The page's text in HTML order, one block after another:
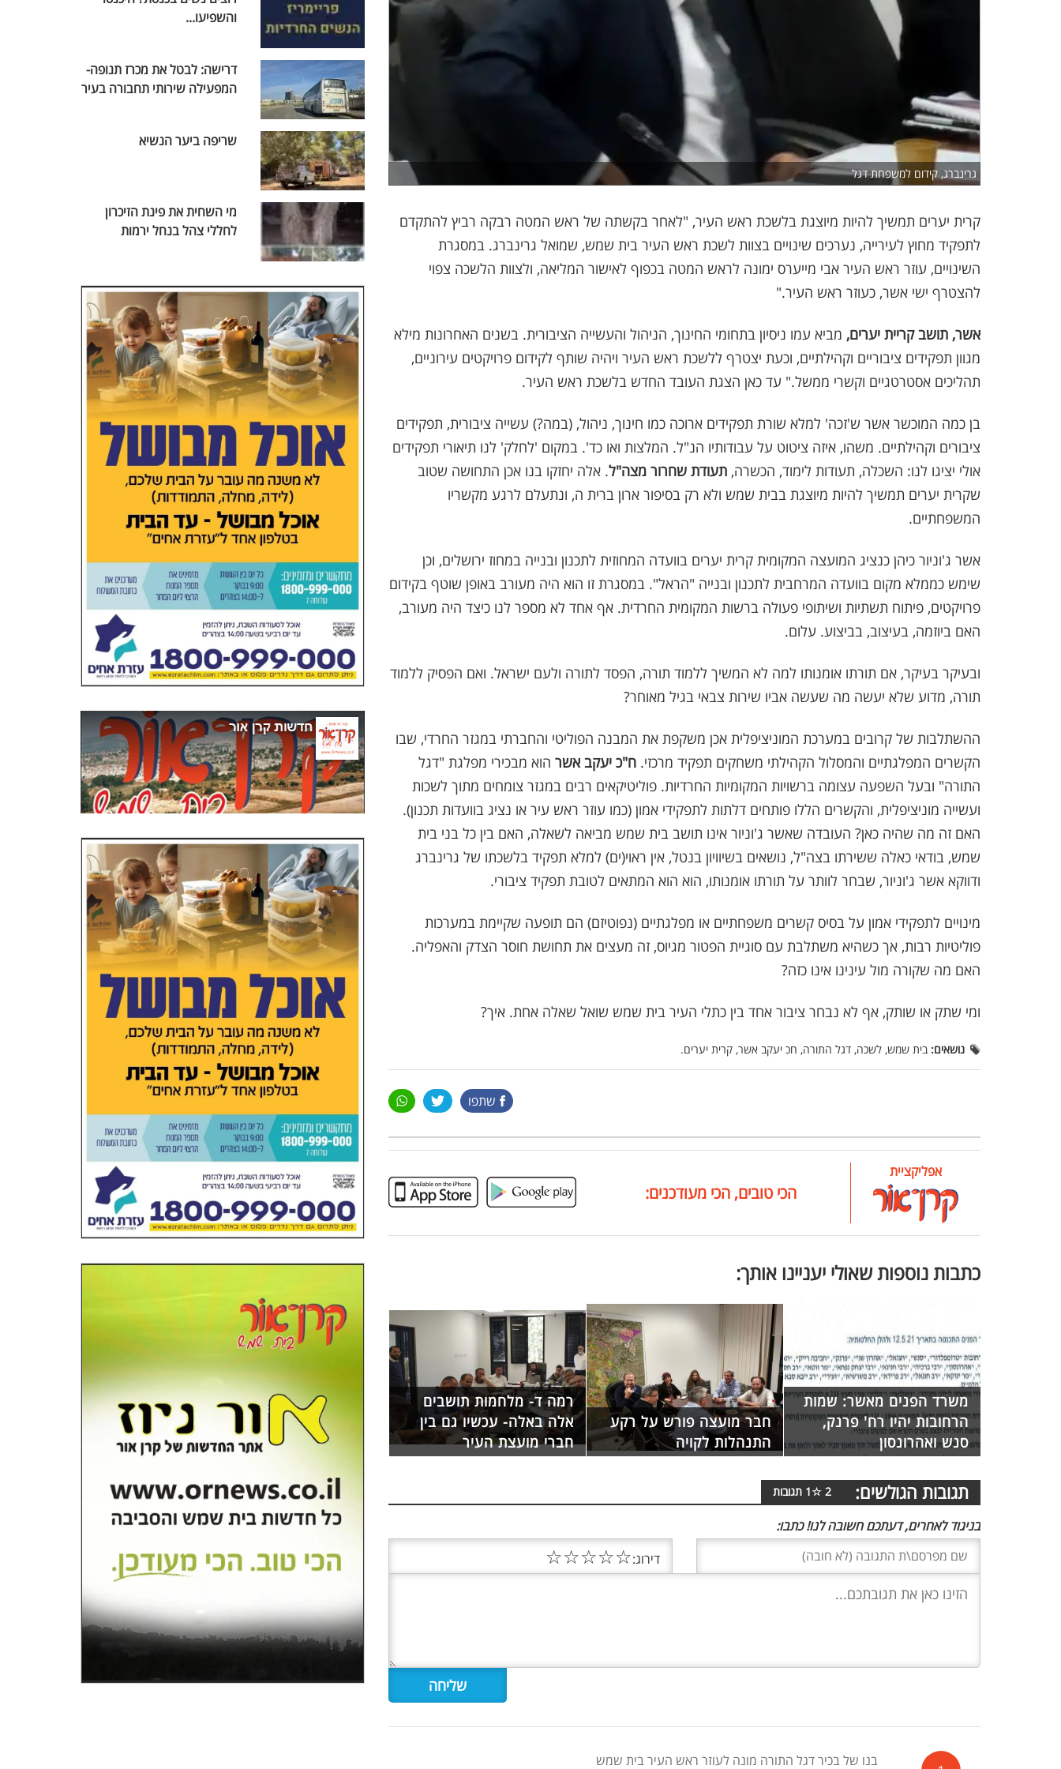
גרינברג, קידום למשפחת דגל
קרית יערים תמשיך להיות מיוצגת בלשכת ראש העיר, "לאחר בקשתה של ראש המטה רבקה רביץ להתקדם
לתפקיד מחוץ לעירייה, נערכים שינויים בצוות לשכת ראש העיר בית שמש, שמואל גרינברג. במסגרת
השינויים, עוזר ראש העיר אבי מייערס ימונה לראש המטה בכפוף לאישור המליאה, ולצוות הלשכה צפוי
להצטרף ישי אשר, כעוזר ראש העיר."
אשר, תושב קריית יערים, מביא עמו ניסיון בתחומי החינוך, הניהול והעשייה הציבורית. בשנים האחרונות מילא
מגוון תפקידים ציבוריים וקהילתיים, וכעת יצטרף ללשכת ראש העיר ויהיה שותף לקידום פרויקטים עירוניים,
תהליכים אסטרטגיים וקשרי ממשל." עד כאן הצגת העובד החדש בלשכת ראש העיר.
בן כמה המוכשר אשר ש'זכה' למלא שורת תפקידים ארוכה כמו חינוך, ניהול, (במה?) עשייה ציבורית, תפקידים
ציבורים וקהילתיים. משהו, איזה ציטוט על עבודותיו הנ"ל. המלצות ואו כד'. במקום 'לחלק' לנו תיאורי תפקידים
אולי יציגו לנו: השכלה, תעודות לימוד, הכשרה, תעודת שחרור מצה"ל. אלה יחזקו בנו אכן התחושה שטוב
שקרית יערים תמשיך להיות מיוצגת בבית שמש ולא רק בסיפור ארון ברית ה, ונתעלם לרגע מקשריו
המשפחתיים.
אשר ג'וניור כיהן כנציג המועצה המקומית קרית יערים בוועדה המחוזית לתכנון ובנייה במחוז ירושלים, וכן
שימש כממלא מקום בוועדה המרחבית לתכנון ובנייה "הראל". במסגרת זו הוא היה מעורב באופן שוטף בקידום
פרויקטים, פיתוח תשתיות ושיתופי פעולה ברשות המקומית החרדית. אף אחד לא מספר לנו כיצד היה מעורב,
האם ביוזמה, בעיצוב, בביצוע. עלום.
ובעיקר בעיקר, אם תורתו אומנותו למה לא המשיך ללמוד תורה, הפסד לתורה ולעם ישראל. ואם הפסיק ללמוד
תורה, מדוע שלא יעשה מה שעשה אביו שירות צבאי בגיל מאוחר?
ההשתלבות של קרובים במערכת המוניציפלית אכן משקפת את המבנה הפוליטי והחברתי במגזר החרדי, שבו
הקשרים המפלגתיים והמסלול הקהילתי משחקים תפקיד מרכזי. ח"כ יעקב אשר הוא מבכירי מפלגת "דגל
התורה" ובעל השפעה עצומה ברשויות המקומיות החרדיות. פוליטיקאים רבים במגזר צומחים מתוך לשכות
ועשייה מוניציפלית, והקשרים הללו פותחים דלתות לתפקידי אמון (כמו עוזר ראש עיר או נציג בוועדות תכנון).
האם זה מה שהיה כאן? העובדה שאשר ג'וניור אינו תושב בית שמש מביאה לשאלה, האם בין כל בני בית
שמש, בודאי כאלה ששירתו בצה"ל, נושאים בשיוויון בנטל, אין ראוי(ים) למלא תפקיד בלשכתו של גרינברג
ודווקא אשר ג'וניור, שבחר לוותר על תורתו אומנותו, הוא הוא המתאים לטובת תפקיד ציבורי.
מינויים לתפקידי אמון על בסיס קשרים משפחתיים או מפלגתיים (נפוטיזם) הם תופעה שקיימת במערכות
פוליטיות רבות, אך כשהיא משתלבת עם סוגיית הפטור מגיוס, זה מעצים את תחושת חוסר הצדק והאפליה.
האם מה שקורה מול עינינו אינו כזה?
ומי שתק או שותק, אף לא נבחר ציבור אחד בין כתלי העיר בית שמש שואל שאלה אחת. איך?
נושאים: בית שמש, לשכה, דגל התורה, חכ יעקב אשר, קרית יערים.
שתפו
אפליקציית
הכי טובים, הכי מעודכנים:
כתבות נוספות שאולי יעניינו אותך:
משרד הפנים מאשר: שמות
הרחובות יהיו רח' פרנק,
סנש ואהרונסון
חבר מועצה פורש על רקע
התנהלות לקויה
רמה ד- מלחמות תושבים
אלה באלה- עכשיו גם בין
חברי מועצת העיר
תגובות הגולשים: 2
☆
1 תגובות
בניגוד לאחרים, דעתכם חשובה לנו! כתבו:
דירוג:☆
☆
☆
☆
☆
בנו של בכיר דגל התורה מונה לעוזר ראש העיר בית שמש
והשפיעו...
דרישה: לבטל את מכרז תנופה-
המפעילה שירותי תחבורה בעיר
שריפה ביער הנשיא
מי השחית את פינת הזיכרון
לחללי צהל בנחל ירמות